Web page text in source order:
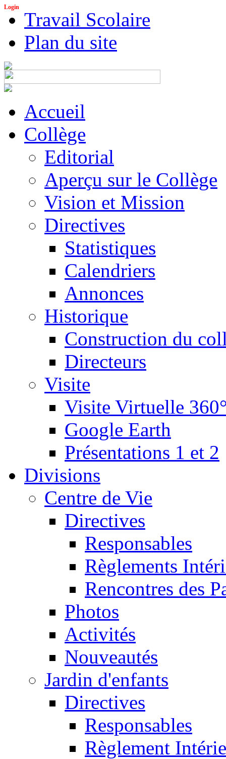
Login
Travail Scolaire
Plan du site
Accueil
Collège
Editorial
Aperçu sur le Collège
Vision et Mission
Directives
Statistiques
Calendriers
Annonces
Historique
Construction du
Directeurs
Visite
Visite Virtuelle
Google Earth
Présentations 1 et 2
Divisions
Centre de Vie
Directives
Responsables
Règlements
Rencontres des
Photos
Activités
Nouveautés
Jardin d'enfants
Directives
Responsables
Règlement